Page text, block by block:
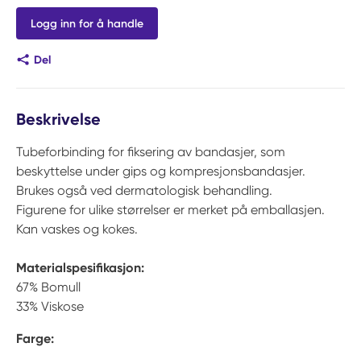
Logg inn for å handle
Del
Beskrivelse
Tubeforbinding for fiksering av bandasjer, som
beskyttelse under gips og kompresjonsbandasjer.
Brukes også ved dermatologisk behandling.
Figurene for ulike størrelser er merket på emballasjen.
Kan vaskes og kokes.
Materialspesifikasjon:
67% Bomull
33% Viskose
Farge: